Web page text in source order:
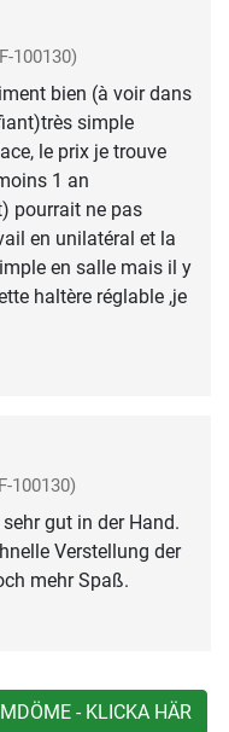
100130)
bien (à voir dans
simple
le prix je trouve
1 an
pourrait ne pas
en unilatéral et la
en salle mais il y
haltère réglable ,je
100130)
gut in der Hand.
Verstellung der
mehr Spaß.
- KLICKA HÄR